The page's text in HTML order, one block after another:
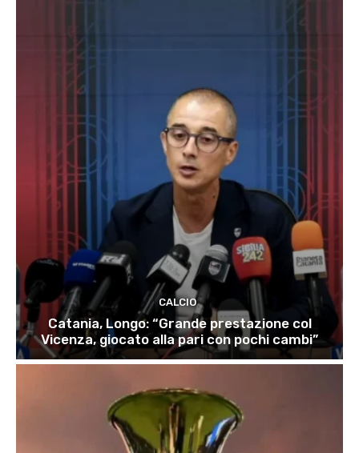
CALCIO
Catania, Longo: “Grande prestazione col
Vicenza, giocato alla pari con pochi cambi”